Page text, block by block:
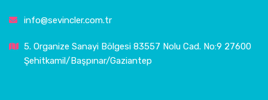
info@sevincler.com.tr
5. Organize Sanayi Bölgesi 83557 Nolu Cad. No:9 27600
Şehitkamil/Başpınar/Gaziantep